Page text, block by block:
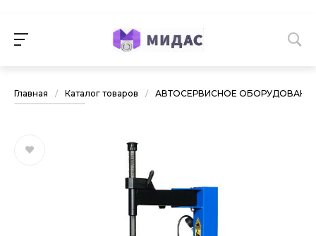
Главная / Каталог товаров / АВТОСЕРВИСНОЕ